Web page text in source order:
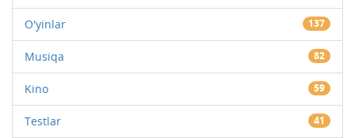
O'yinlar 137
Musiqa 82
Kino 59
Testlar 41